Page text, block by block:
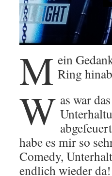
M ein
Ring
W as war
habe es mir so
Comedy,
endlich wieder